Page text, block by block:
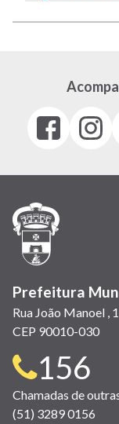
Facebook
(link
em
janela)
(link
em
Prefeitura
Rua João Manoel ,
CEP 90010-030
Telefone
para
156
Chamadas de
(51) 3289 0156